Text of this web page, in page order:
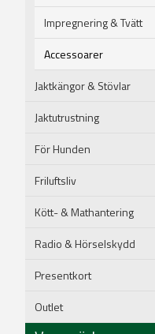
Impregnering & Tvätt
Accessoarer
Jaktkängor & Stövlar
Jaktutrustning
För Hunden
Friluftsliv
Kött- & Mathantering
Radio & Hörselskydd
Presentkort
Outlet